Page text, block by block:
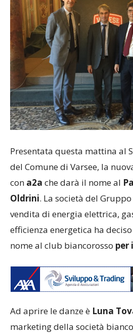
Presentata questa mattina al
del Comune di Varsee, la
con a2a che darà il nome al
Oldrini. La società del
vendita di energia elettrica,
efficienza energetica ha
nome al club biancorosso per
Ad aprire le danze è Luna
marketing della società